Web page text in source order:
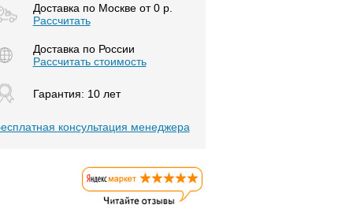
Доставка по Москве от 0 р.
Расcчитать
Доставка по России
Рассчитать стоимость
Гарантия: 10 лет
консультация менеджера